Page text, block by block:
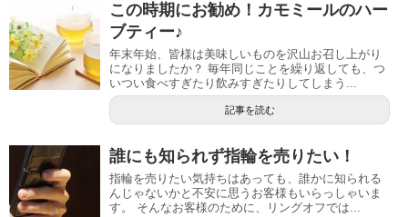
この時期にお勧め！カモミールのハー
ブティー♪
年末年始、皆様は美味しいものを沢山お召し上がり
になりましたか？ 毎年同じことを繰り返しても、つ
いつい食べすぎたり飲みすぎたりしてしまう...
記事を読む
誰にも知られず指輪を売りたい！
指輪を売りたい気持ちはあっても、誰かに知られる
んじゃないかと不安に思うお客様もいらっしゃいま
す。 そんなお客様のために、リングオフでは...